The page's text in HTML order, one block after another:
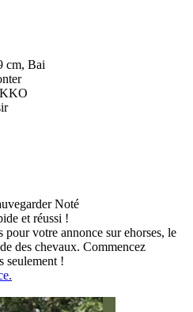
cm, Bai
Noté
et réussi !
pour votre annonce sur ehorses, le
des chevaux. Commencez
seulement !